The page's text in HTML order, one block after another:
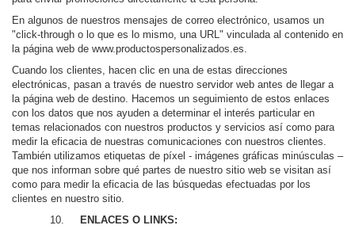
En algunos de nuestros mensajes de correo electrónico, usamos un
"click-through o lo que es lo mismo, una URL" vinculada al contenido en
la página web de www.productospersonalizados.es.
Cuando los clientes, hacen clic en una de estas direcciones
electrónicas, pasan a través de nuestro servidor web antes de llegar a
la página web de destino. Hacemos un seguimiento de estos enlaces
con los datos que nos ayuden a determinar el interés particular en
temas relacionados con nuestros productos y servicios así como para
medir la eficacia de nuestras comunicaciones con nuestros clientes.
También utilizamos etiquetas de píxel - imágenes gráficas minúsculas –
que nos informan sobre qué partes de nuestro sitio web se visitan así
como para medir la eficacia de las búsquedas efectuadas por los
clientes en nuestro sitio.
10.
ENLACES O LINKS: